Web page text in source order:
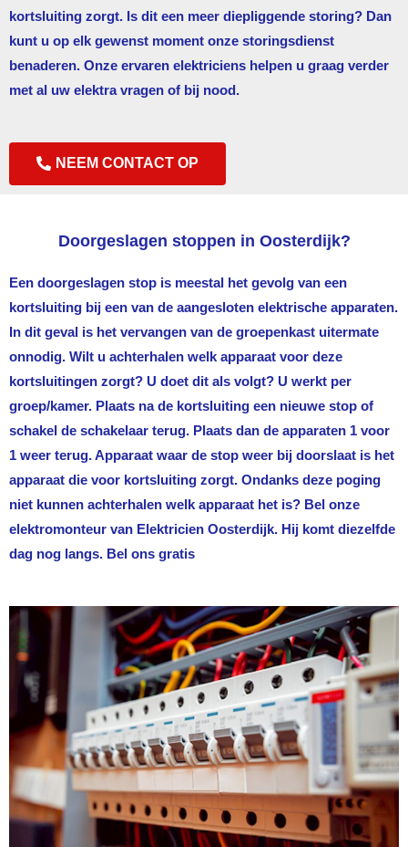
kortsluiting zorgt. Is dit een meer diepliggende storing? Dan
kunt u op elk gewenst moment onze storingsdienst
benaderen. Onze ervaren elektriciens helpen u graag verder
met al uw elektra vragen of bij nood.
NEEM CONTACT OP
Doorgeslagen stoppen in Oosterdijk?
Een doorgeslagen stop is meestal het gevolg van een
kortsluiting bij een van de aangesloten elektrische apparaten.
In dit geval is het vervangen van de groepenkast uitermate
onnodig. Wilt u achterhalen welk apparaat voor deze
kortsluitingen zorgt? U doet dit als volgt? U werkt per
groep/kamer. Plaats na de kortsluiting een nieuwe stop of
schakel de schakelaar terug. Plaats dan de apparaten 1 voor
1 weer terug. Apparaat waar de stop weer bij doorslaat is het
apparaat die voor kortsluiting zorgt. Ondanks deze poging
niet kunnen achterhalen welk apparaat het is? Bel onze
elektromonteur van Elektricien Oosterdijk. Hij komt diezelfde
dag nog langs. Bel ons gratis